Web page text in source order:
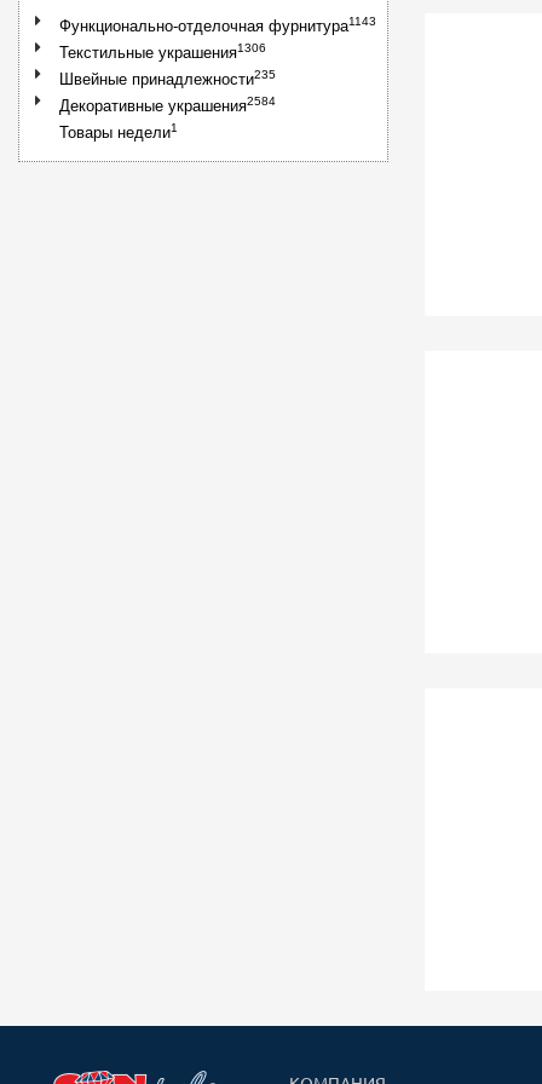
Функционально-отделочная фурнитура1143
Текстильные украшения1306
Швейные принадлежности235
Декоративные украшения2584
Товары недели1